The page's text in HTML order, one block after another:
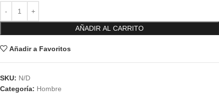
AÑADIR AL CARRITO
Añadir a Favoritos
SKU: N/D
Categoría: Hombre